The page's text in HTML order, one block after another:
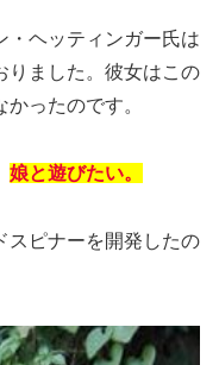
・ヘッティンガー氏は
りました。彼女はこの
ったのです。
娘と遊びたい。
スピナーを開発したの